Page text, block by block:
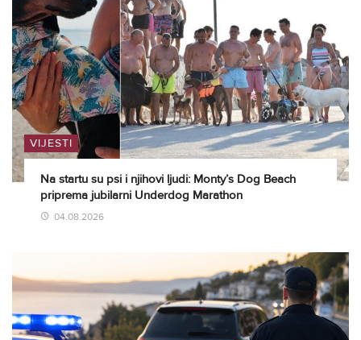
VIJESTI
Na startu su psi i njihovi ljudi: Monty’s Dog Beach
priprema jubilarni Underdog Marathon
04.08.2026